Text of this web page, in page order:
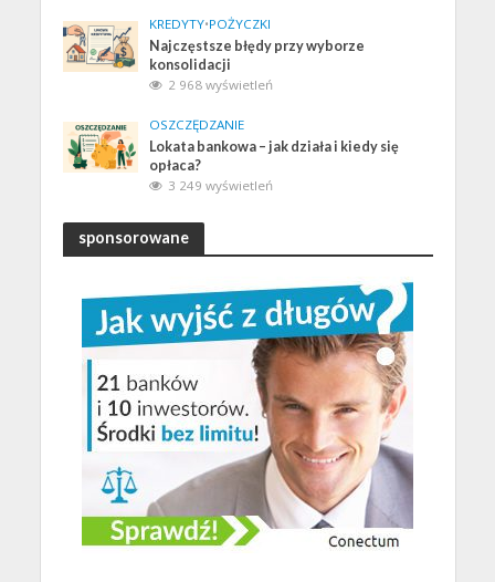
KREDYTY•POŻYCZKI
Najczęstsze błędy przy wyborze
konsolidacji
2 968 wyświetleń
OSZCZĘDZANIE
Lokata bankowa – jak działa i kiedy się
opłaca?
3 249 wyświetleń
sponsorowane